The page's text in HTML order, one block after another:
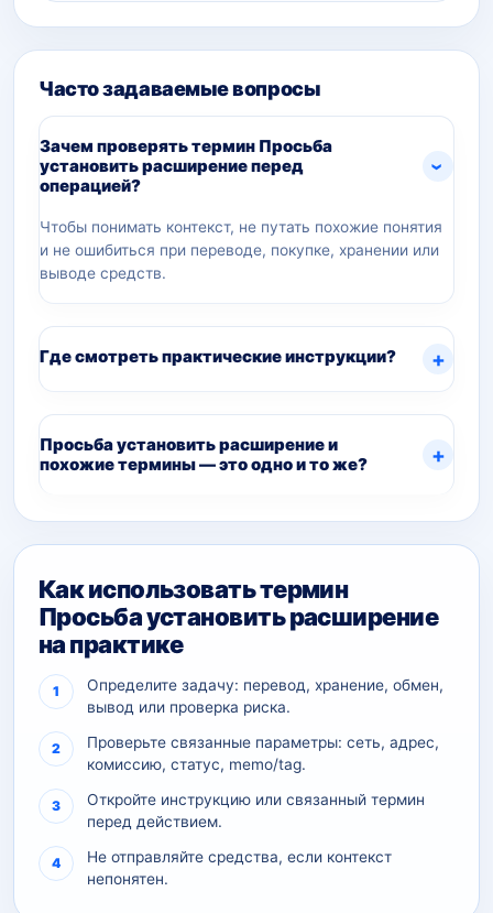
Часто задаваемые вопросы
Зачем проверять термин Просьба
установить расширение перед
операцией?
Чтобы понимать контекст, не путать похожие понятия
и не ошибиться при переводе, покупке, хранении или
выводе средств.
Где смотреть практические инструкции?
Просьба установить расширение и
похожие термины — это одно и то же?
Как использовать термин
Просьба установить расширение
на практике
Определите задачу: перевод, хранение, обмен,
вывод или проверка риска.
Проверьте связанные параметры: сеть, адрес,
комиссию, статус, memo/tag.
Откройте инструкцию или связанный термин
перед действием.
Не отправляйте средства, если контекст
непонятен.